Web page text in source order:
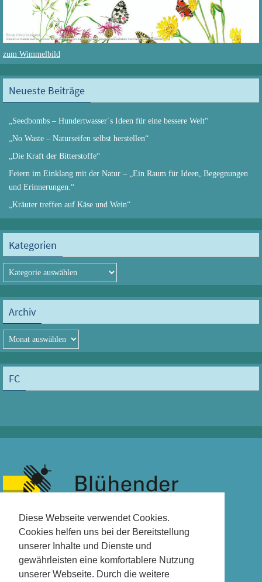
Diese Webseite verwendet Cookies.
Cookies helfen uns bei der Bereitstellung
unserer Inhalte und Dienste und
gewährleisten eine komfortablere Nutzung
unserer Webseite. Durch die weitere
zum Wimmelbild
Neueste Beiträge
„Seedbombs – Hundertwasser´s Ideen für eine bessere Welt“
„No Waste – Naturseifen selbst herstellen“
„Die Kraft der Bitterstoffe“
Feiern im Einklang mit der Natur – „Ein Raum für Ideen, Begegnungen
und Erinnerungen.“
„Kräuter treffen auf Käse und Wein“
Kategorien
Kategorien
Archiv
Archiv
FC